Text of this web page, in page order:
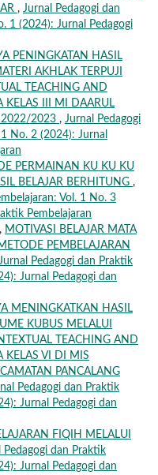
, Jurnal Pedagogi dan
1 (2024): Jurnal Pedagogi
PENINGKATAN HASIL
AKHLAK TERPUJI
TEACHING AND
KELAS III MI DAARUL
2022/2023 , Jurnal Pedagogi
No. 2 (2024): Jurnal
PERMAINAN KU KU KU
BELAJAR BERHITUNG ,
Vol. 1 No. 3
Pembelajaran
MOTIVASI BELAJAR MATA
PEMBELAJARAN
Pedagogi dan Praktik
Jurnal Pedagogi dan
MENINGKATKAN HASIL
KUBUS MELALUI
TEACHING AND
KELAS VI DI MIS
PANCALANG
Pedagogi dan Praktik
Jurnal Pedagogi dan
FIQIH MELALUI
Pedagogi dan Praktik
Jurnal Pedagogi dan